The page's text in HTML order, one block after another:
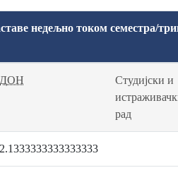
недељно током семестра/
ДОН
Студијски и
рад
2.1333333333333333